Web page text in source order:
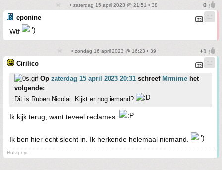
• zaterdag 15 april 2023 @ 21:51 • 38
eponine
Wtf
• zondag 16 april 2023 @ 16:23 • 39
Cirilico
Op zaterdag 15 april 2023 20:31 schreef Mrmime het
volgende:
Dit is Ruben Nicolai. Kijkt er nog iemand?
Ik kijk terug, want teveel reclames.
Ik ben hier echt slecht in. Ik herkende helemaal niemand.
Hotapnyc